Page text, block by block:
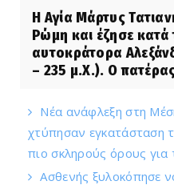
Η Αγία Μάρτυς
Ρώμη και έζησε κατά
αυτοκράτορα
– 235 μ.Χ.). Ο
Νέα ανάφλεξη στη
χτύπησαν εγκατάσταση
πιο σκληρούς όρους
Ασθενής ξυλοκόπησε